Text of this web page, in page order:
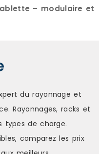
– modulaire et
du rayonnage et
Rayonnages, racks et
types de charge.
comparez les prix